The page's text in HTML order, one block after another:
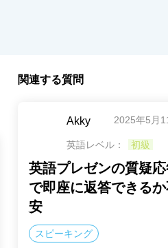
関連する質問
Akky 2025年5月
英語レベル： 初級
英語プレゼンの質疑
で即座に返答できる
安
スピーキング